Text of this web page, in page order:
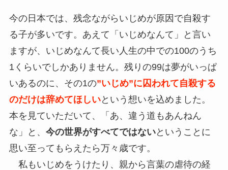
今の日本では、残念ながらいじめが原因で自殺す
る子が多いです。あえて「いじめなんて」と言い
ますが、いじめなんて長い人生の中での100のうち
1くらいでしかありません。残りの99は夢がいっぱ
いあるのに、その1の”いじめ”に囚われて自殺する
のだけは辞めてほしいという想いを込めました。
本を見ていただいて、「あ、違う道もあんねん
な」と、 今の世界がすべてではないということに
思い至ってもらえたら万々歳です。
私もいじめをうけたり、親から言葉の虐待の経